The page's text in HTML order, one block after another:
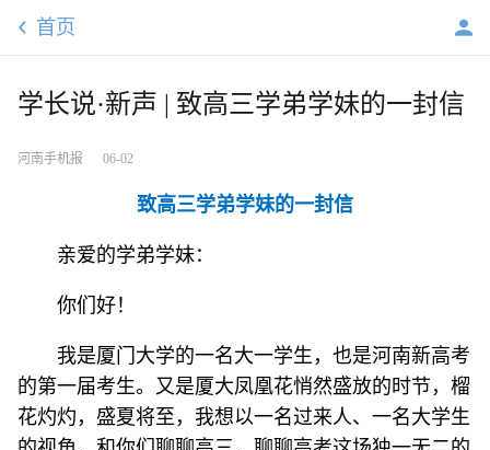
首页
学长说·新声 | 致高三学弟学妹的一封信
河南手机报 06-02
致高三学弟学妹的一封信
亲爱的学弟学妹：
你们好！
我是厦门大学的一名大一学生，也是河南新高考
的第一届考生。又是厦大凤凰花悄然盛放的时节，榴
花灼灼，盛夏将至，我想以一名过来人、一名大学生